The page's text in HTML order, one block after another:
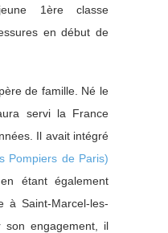
1ère classe
en début de
de famille. Né le
servi la France
Il avait intégré
Pompiers de Paris)
étant également
à Saint-Marcel-les-
son engagement, il